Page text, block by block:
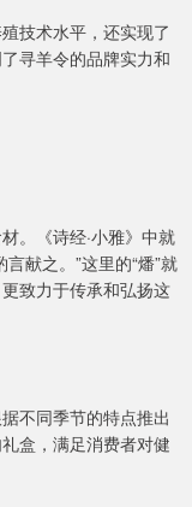
技术水平，还实现了
寻羊令的品牌实力和
。《诗经·小雅》中就
献之。”这里的“燔”就
致力于传承和弘扬这
不同季节的特点推出
盒，满足消费者对健